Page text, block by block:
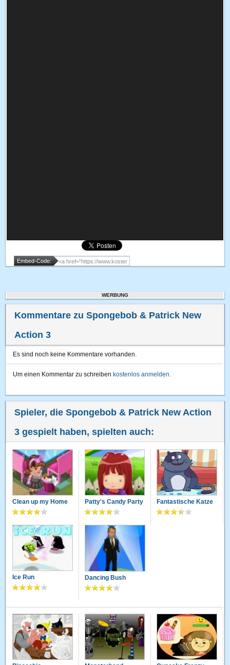
Embed-Code:
WERBUNG
Kommentare zu Spongebob & Patrick New
Action 3
Es sind noch keine Kommentare vorhanden.
Um einen Kommentar zu schreiben kostenlos anmelden.
Spieler, die Spongebob & Patrick New Action
3 gespielt haben, spielten auch:
Clean up my Home Patty's Candy Party Fantastische Katze
Ice Run Dancing Bush